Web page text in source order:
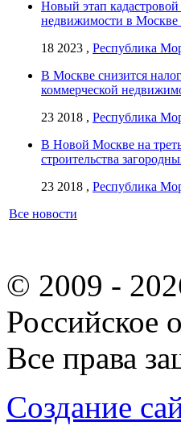
Новый этап
недвижимости в Москве
18 2023 , Республика
В Москве снизится
коммерческой
23 2018 , Республика
В Новой Москве на
строительства
23 2018 , Республика
Все новости
© 2009 -
Российское
Все права
Создание